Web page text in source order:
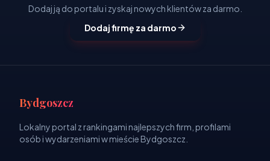
Dodaj ją do portalu i zyskaj nowych klientów za darmo.
Dodaj firmę za darmo
Bydgoszcz
Lokalny portal z rankingami najlepszych firm, profilami
osób i wydarzeniami w mieście Bydgoszcz.